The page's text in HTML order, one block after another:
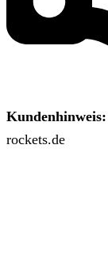
Kundenhinweis:
rockets.de